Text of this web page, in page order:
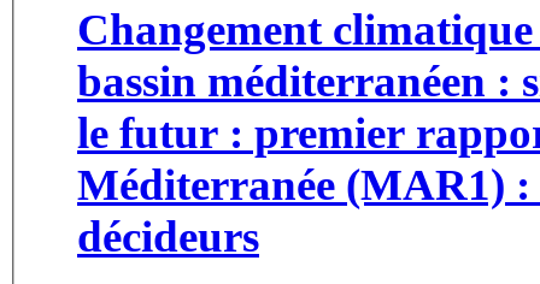
Changement
bassin méditerranéen :
le futur : premier
Méditerranée (MAR1) :
décideurs